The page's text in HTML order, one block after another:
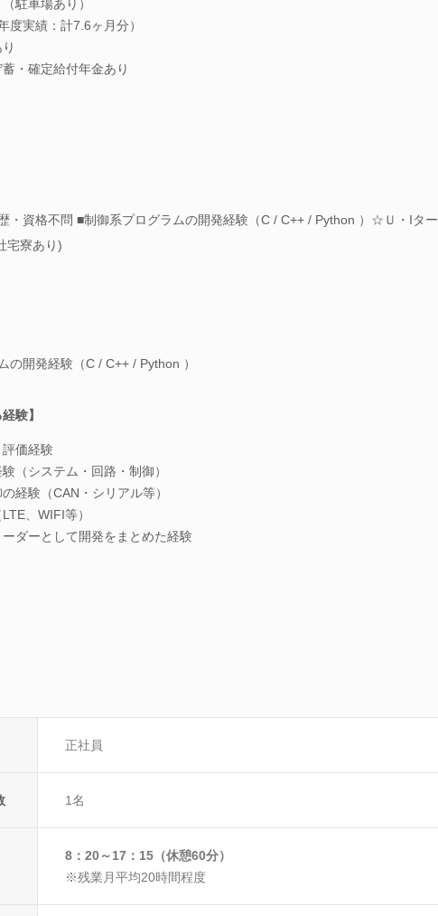
駐車場あり）
実績：計7.6ヶ月分）
・確定給付年金あり
・資格不問 ■制御系プログラムの開発経験（C / C++ / Python ）☆Ｕ・Iター
宅寮あり)
の開発経験（C / C++ / Python ）
験】
価経験
（システム・回路・制御）
経験（CAN・シリアル等）
、WIFI等）
ダーとして開発をまとめた経験
正社員
1名
8：20～17：15（休憩60分）
※残業月平均20時間程度